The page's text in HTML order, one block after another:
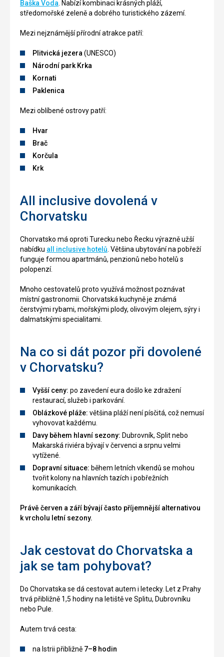
Baška Voda . Nabízí kombinaci krásných pláží,
středomořské zeleně a dobrého turistického zázemí.
Mezi nejznámější přírodní atrakce patří:
Plitvická jezera (UNESCO)
Národní park Krka
Kornati
Paklenica
Mezi oblíbené ostrovy patří:
Hvar
Brač
Korčula
Krk
All inclusive dovolená v
Chorvatsku
Chorvatsko má oproti Turecku nebo Řecku výrazně užší
nabídku all inclusive hotelů . Většina ubytování na pobřeží
funguje formou apartmánů, penzionů nebo hotelů s
polopenzí.
Mnoho cestovatelů proto využívá možnost poznávat
místní gastronomii. Chorvatská kuchyně je známá
čerstvými rybami, mořskými plody, olivovým olejem, sýry i
dalmatskými specialitami.
Na co si dát pozor při dovolené
v Chorvatsku?
Vyšší ceny: po zavedení eura došlo ke zdražení
restaurací, služeb i parkování.
Oblázkové pláže: většina pláží není písčitá, což nemusí
vyhovovat každému.
Davy během hlavní sezony: Dubrovník, Split nebo
Makarská riviéra bývají v červenci a srpnu velmi
vytížené.
Dopravní situace: během letních víkendů se mohou
tvořit kolony na hlavních tazích i pobřežních
komunikacích.
Právě červen a září bývají často příjemnější alternativou
k vrcholu letní sezony.
Jak cestovat do Chorvatska a
jak se tam pohybovat?
Do Chorvatska se dá cestovat autem i letecky. Let z Prahy
trvá přibližně 1,5 hodiny na letiště ve Splitu, Dubrovníku
nebo Pule.
Autem trvá cesta:
na Istrii přibližně 7–8 hodin